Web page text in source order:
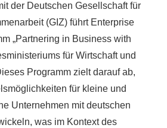
der Deutschen Gesellschaft für
(GIZ) führt Enterprise
„Partnering in Business with
für Wirtschaft und
Programm zielt darauf ab,
für kleine und
Unternehmen mit deutschen
was im Kontext des